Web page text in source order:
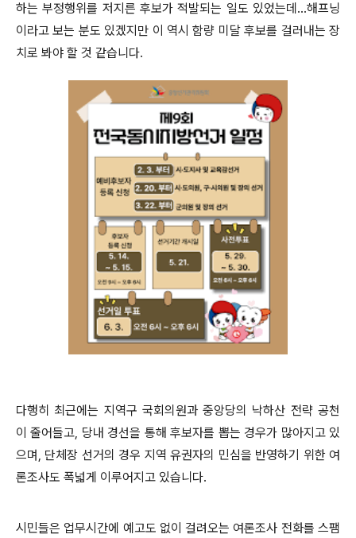
하는 부정행위를 저지른 후보가 적발되는 일도 있었는데...해프닝
이라고 보는 분도 있겠지만 이 역시 함량 미달 후보를 걸러내는 장
치로 봐야 할 것 같습니다.
다행히 최근에는 지역구 국회의원과 중앙당의 낙하산 전략 공천
이 줄어들고, 당내 경선을 통해 후보자를 뽑는 경우가 많아지고 있
으며, 단체장 선거의 경우 지역 유권자의 민심을 반영하기 위한 여
론조사도 폭넓게 이루어지고 있습니다.
시민들은 업무시간에 예고도 없이 걸려오는 여론조사 전화를 스팸